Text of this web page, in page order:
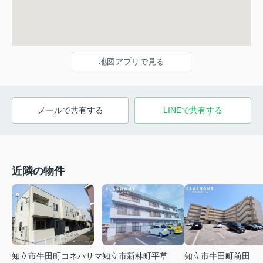
地図アプリで見る
メールで共有する LINEで共有する
近隣の物件
知立市牛田町コネハサマ知立市新林町平草
知立市牛田町前田